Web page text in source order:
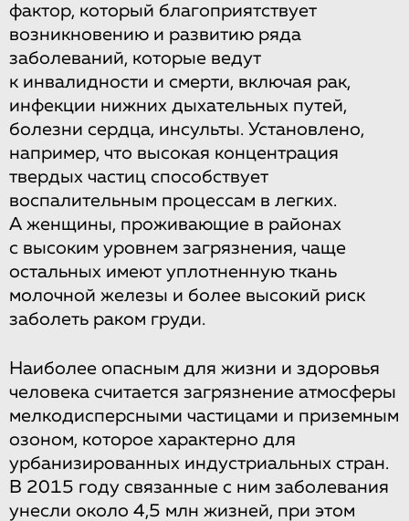
фактор, который благоприятствует
возникновению и развитию ряда
заболеваний, которые ведут
к инвалидности и смерти, включая рак,
инфекции нижних дыхательных путей,
болезни сердца, инсульты. Установлено,
например, что высокая концентрация
твердых частиц способствует
воспалительным процессам в легких.
А женщины, проживающие в районах
с высоким уровнем загрязнения, чаще
остальных имеют уплотненную ткань
молочной железы и более высокий риск
заболеть раком груди.
Наиболее опасным для жизни и здоровья
человека считается загрязнение атмосферы
мелкодисперсными частицами и приземным
озоном, которое характерно для
урбанизированных индустриальных стран.
В 2015 году связанные с ним заболевания
унесли около 4,5 млн жизней, при этом